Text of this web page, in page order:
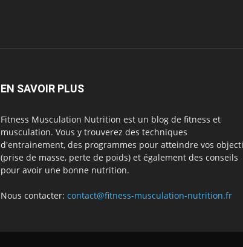
EN SAVOIR PLUS
Fitness Musculation Nutrition est un blog de fitness et
musculation. Vous y trouverez des techniques
d'entrainement, des programmes pour atteindre vos
(prise de masse, perte de poids) et également des conseils
pour avoir une bonne nutrition.
Nous contacter: contact@fitness-musculation-nutrition.fr